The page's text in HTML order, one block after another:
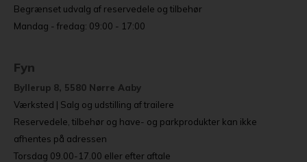
Begrænset udvalg af reservedele og tilbehør
Mandag - fredag: 09:00 - 17:00
Fyn
Byllerup 8, 5580 Nørre Aaby
Værksted | Salg og udstilling af trailere
Reservedele, tilbehør og have- og parkprodukter kan ikke
afhentes på adressen
Torsdag 09.00-17.00 eller efter aftale